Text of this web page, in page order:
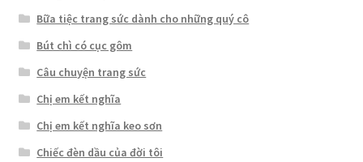
Bữa tiệc trang sức dành cho những quý cô
Bút chì có cục gôm
Câu chuyện trang sức
Chị em kết nghĩa
Chị em kết nghĩa keo sơn
Chiếc đèn dầu của đời tôi